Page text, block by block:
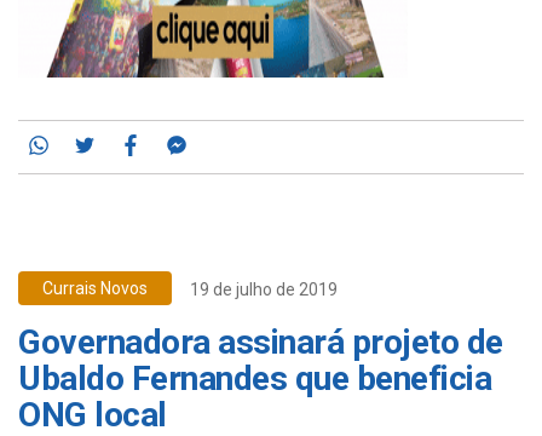
Whatsapp
TwitterFacebook
Currais Novos 19 de julho de 2019
Governadora assinará projeto de
Ubaldo Fernandes que beneficia
ONG local